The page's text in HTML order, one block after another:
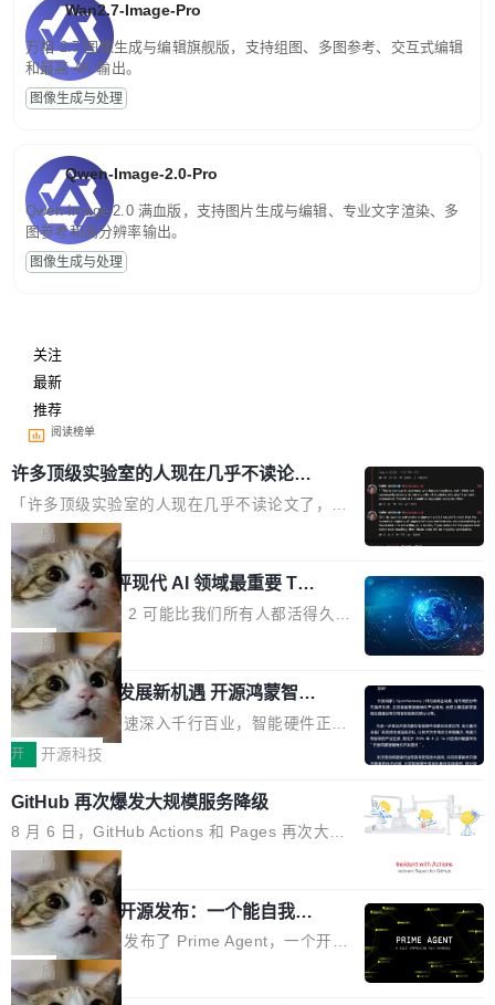
Wan2.7-Image-Pro
万相 2.7 图像生成与编辑旗舰版，支持组图、多图参考、交互式编辑
和最高 4K 输出。
图像生成与处理
Qwen-Image-2.0-Pro
Qwen-Image-2.0 满血版，支持图片生成与编辑、专业文字渲染、多
图参考和高分辨率输出。
图像生成与处理
关注
最新
推荐
阅读榜单
许多顶级实验室的人现在几乎不读论文
了
「许多顶级实验室的人现在几乎不读论文了，而
且他们认为 ICLR/ICML/NeurIPS 充斥着大量过
度宣传和欺诈。」 OpenAI 研究员 Keller Jorda
n 这条推文引发了广泛讨论。他不是在说风凉
话，他是说出了一个圈内人尽皆知但很少公开捅
破的事实。 Jordan 随后补充了一句软化声明：
「我不认为这些会议上大部分论文都在过度宣传
或造假。问题是，作为读者，如果你筛选出那些
看起来最令人兴奋的论文，那它们大部分都是过
度宣传的。」 这才是真正的痛点。不是所有论文
都有问题，是最吸引眼球的那批论文最有问题。
他引用的帖子来自 Mathew Shen，一位 ICLR 2
026 的读者：「看了篇 ...
局
xAI 前工程师评现代 AI 领域最重要 Top
3 开源项目
Flash Attention 2 可能比我们所有人都活得久。
这句话不是来自某个技术博客，而是出自 Hieu
Pham 的一条推文。Hieu Pham 是谁？他是 xAI
的早期工程师之一，在 Grok 训练基础设施团队
工作过。近日他在 X 上发了一条帖子，列出了他
认为现代 AI 领域最重要的三个开源项目。 第一
个名字毫无悬念：Flash Attention 2。 Hieu 的
理由很具体。FA 系列不需要解释，但 FA2 是他
认为最重要的一个——复杂度恰到好处，刚好能
驱动你去学 CuTe，但还没被那些"邪恶的" Hopp
er++ 优化所淹没，足够容易修改和适配。 更关
键的是 FA2 的持久性...
局
共商智能硬件发展新机遇 开源鸿蒙智能
硬件开发者日杭州站即将举行
随着万物智联加速深入千行百业，智能硬件正从
单点设备迈向智能化、网联化、协同化发展。作
鸿蒙通过统一技术底座和分布式能力，为不同类
型智能设备的开发、连接与互联提供关键支撑，
也为产业链企业探索产品创新与商业增长打开新
的空间。 8月14日，开源鸿蒙智能硬件开发者日
（OHDD：OpenHarmony Hardware Develope
r Day）将在杭州启航。活动面向智能硬件产业
链企业和开发者，邀请行业专家与资深技术顾
问，围绕开源鸿蒙技术能力、设备适配、芯片适
开 开源科技
GitHub 再次爆发大规模服务降级
8 月 6 日，GitHub Actions 和 Pages 再次大规
模服务降级，Actions 完全不可用超过 5 小时，
webhook 停发，连自托管 runner 也因调度层故
障无法工作。Pages、Copilot code review、C
opilot coding agent 全部受影响。从检测到完全
恢复，大约 12 小时。 这是 2026 年 8 月的第六
起事故，其中四起与 AI/Copilot 服务相关。 Git
局
Prime Agent 开源发布：一个能自我改
进的编程 Agent，ARC-AGI 3 超越人类
专家基线
Prime Intellect 发布了 Prime Agent，一个开源
的编程 Agent Harness，核心设计围绕两个抽
象：Recursive Language Model（RLM）和 C
局